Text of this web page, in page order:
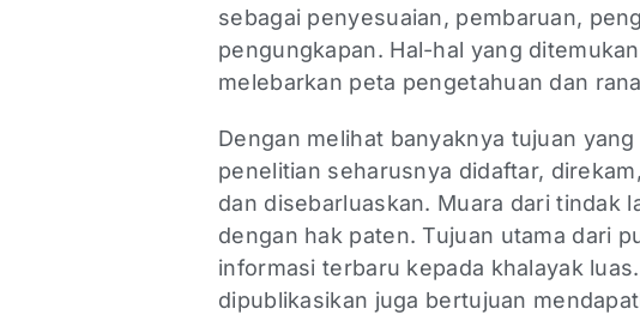
sebagai penyesuaian, pembaruan,
pengungkapan. Hal-hal yang
melebarkan peta pengetahuan dan
Dengan melihat banyaknya tujuan
penelitian seharusnya didaftar,
dan disebarluaskan. Muara dari tindak
dengan hak paten. Tujuan utama dari
informasi terbaru kepada khalayak
dipublikasikan juga bertujuan